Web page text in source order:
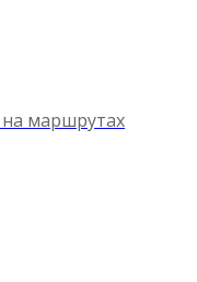
на маршрутах